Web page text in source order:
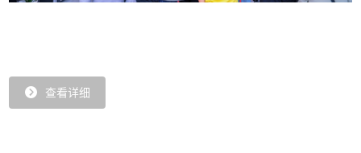
查看详细